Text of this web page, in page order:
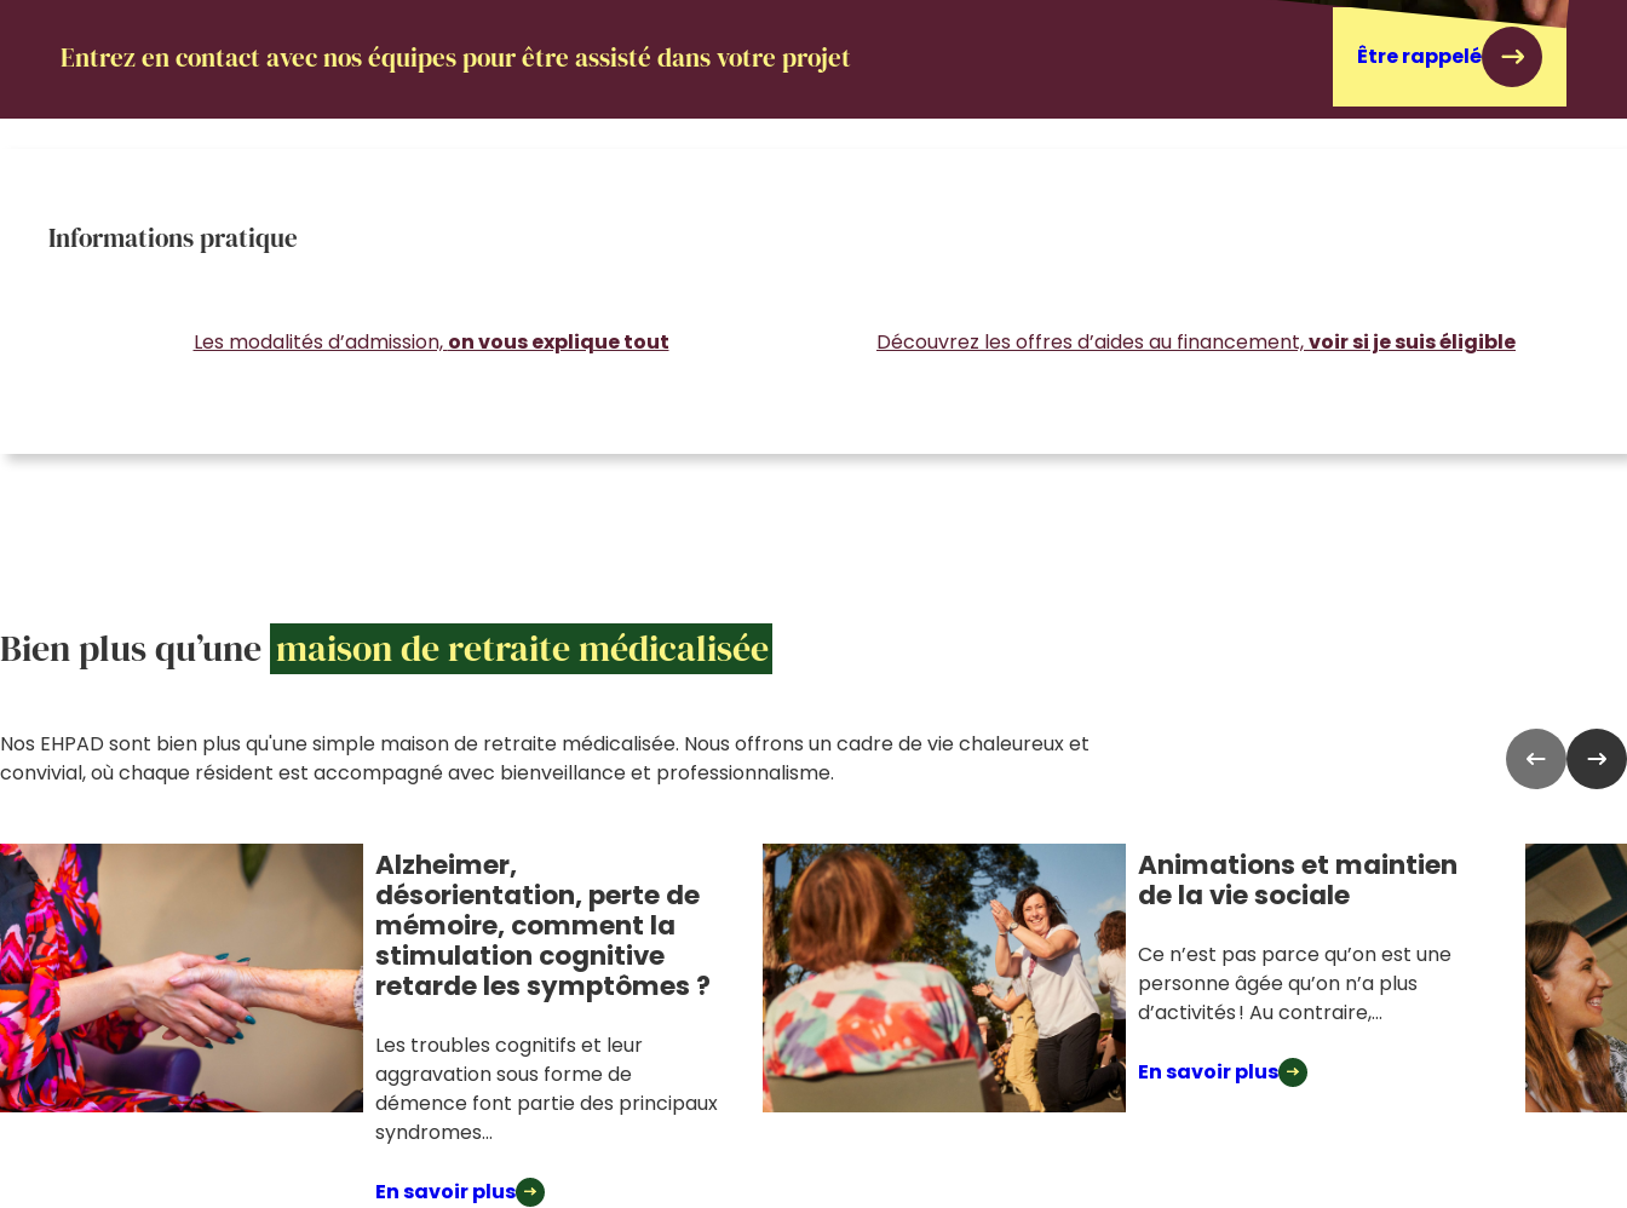
Entrez en contact avec nos équipes pour être assisté dans votre projet Être rappelé
Informations pratique
Les modalités d’admission, on vous explique tout Découvrez les offres d’aides au financement,voir si je suis éligible
Bien plus qu’une maison de retraite médicalisée
Nos EHPAD sont bien plus qu'une simple maison de retraite médicalisée. Nous offrons un cadre de vie chaleureux et
convivial, où chaque résident est accompagné avec bienveillance et professionnalisme.
Alzheimer,
désorientation, perte de
mémoire, comment la
stimulation cognitive
retarde les symptômes ?
Les troubles cognitifs et leur
aggravation sous forme de
démence font partie des principaux
syndromes...
En savoir plus
Animations et maintien
de la vie sociale
Ce n’est pas parce qu’on est une
personne âgée qu’on n’a plus
d’activités ! Au contraire,...
En savoir plus